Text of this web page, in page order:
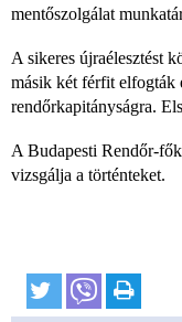
mentőszolgálat
A sikeres újraélesztést
másik két férfit elfogták
rendőrkapitányságra.
A Budapesti Rendőr-
vizsgálja a történteket.